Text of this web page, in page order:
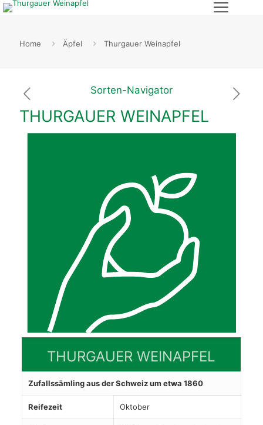
Home Äpfel Thurgauer Weinapfel
Sorten-Navigator
THURGAUER WEINAPFEL
THURGAUER WEINAPFEL
Zufallssämling aus der Schweiz um etwa 1860
Reifezeit Oktober